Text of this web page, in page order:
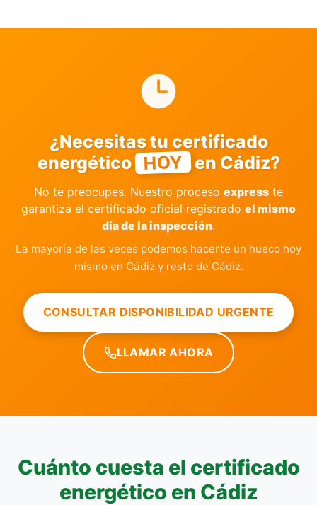
¿Necesitas tu certificado
energético HOY en Cádiz?
No te preocupes. Nuestro proceso express te
garantiza el certificado oficial registrado el mismo
día de la inspección.
La mayoría de las veces podemos hacerte un hueco hoy
mismo en Cádiz y resto de Cádiz.
CONSULTAR DISPONIBILIDAD URGENTE
LLAMAR AHORA
Cuánto cuesta el certificado
energético en Cádiz